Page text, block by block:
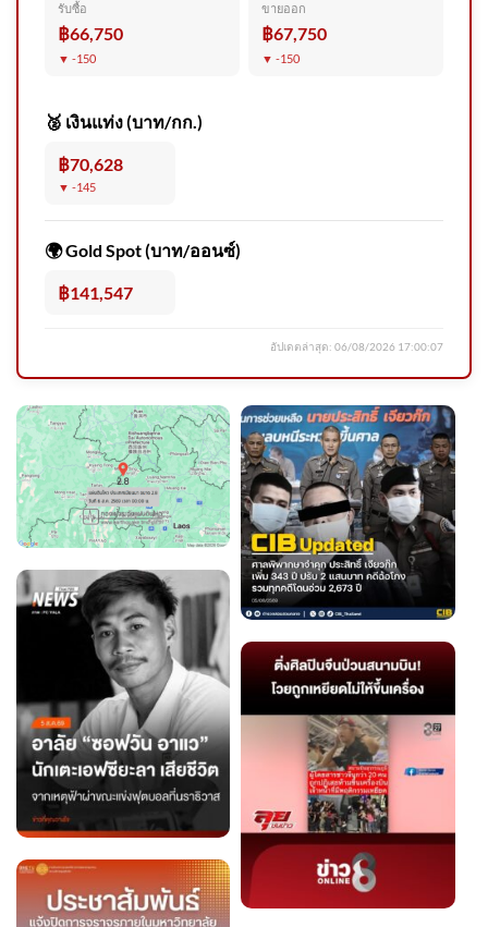
แกะรอย – สางคดียิvตำรวจ
ควบคุมตัว 11 คน วิสามัญฯ 2
กรุงเทพมหานครเฝ้าระวังน้ำ
ท่วมฉับพลัน น้ำป่า 6-9 ส
รองนายกฯ ศุภจี ติดตามงานจัด
ภูมิปัญญา
รับซื้อ
฿66,750
▼ -150
ขายออก
฿67,750
▼ -150
🥈 เงินแท่ง (บาท/กก.)
฿70,628
▼ -145
🌍 Gold Spot (บาท/ออนซ์)
฿141,547
อัปเดตล่าสุด: 06/08/2026 17:00:07